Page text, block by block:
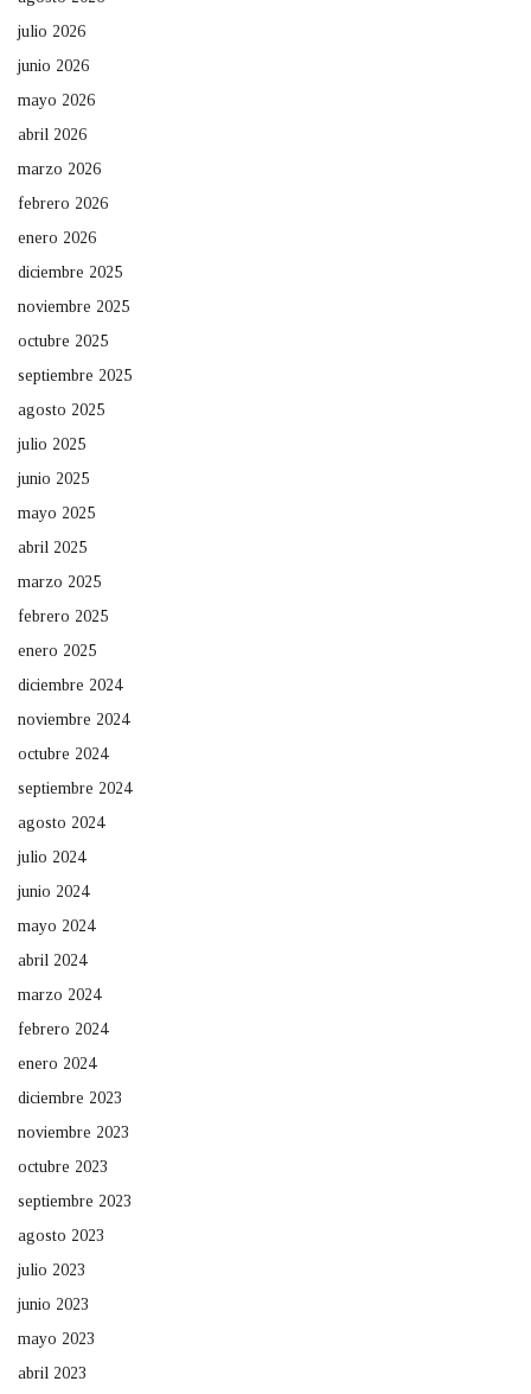
julio 2026
junio 2026
mayo 2026
abril 2026
marzo 2026
febrero 2026
enero 2026
diciembre 2025
noviembre 2025
octubre 2025
septiembre 2025
agosto 2025
julio 2025
junio 2025
mayo 2025
abril 2025
marzo 2025
febrero 2025
enero 2025
diciembre 2024
noviembre 2024
octubre 2024
septiembre 2024
agosto 2024
julio 2024
junio 2024
mayo 2024
abril 2024
marzo 2024
febrero 2024
enero 2024
diciembre 2023
noviembre 2023
octubre 2023
septiembre 2023
agosto 2023
julio 2023
junio 2023
mayo 2023
abril 2023